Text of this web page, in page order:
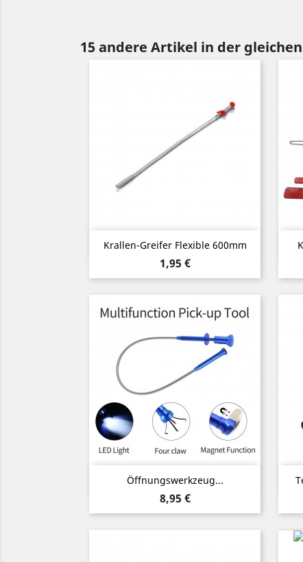
15 andere Artikel in der
Krallen-Greifer Flexible 600mm
Preis
1,95 €
Vorschau
Öffnungswerkzeug...
Preis
8,95 €
Vorschau